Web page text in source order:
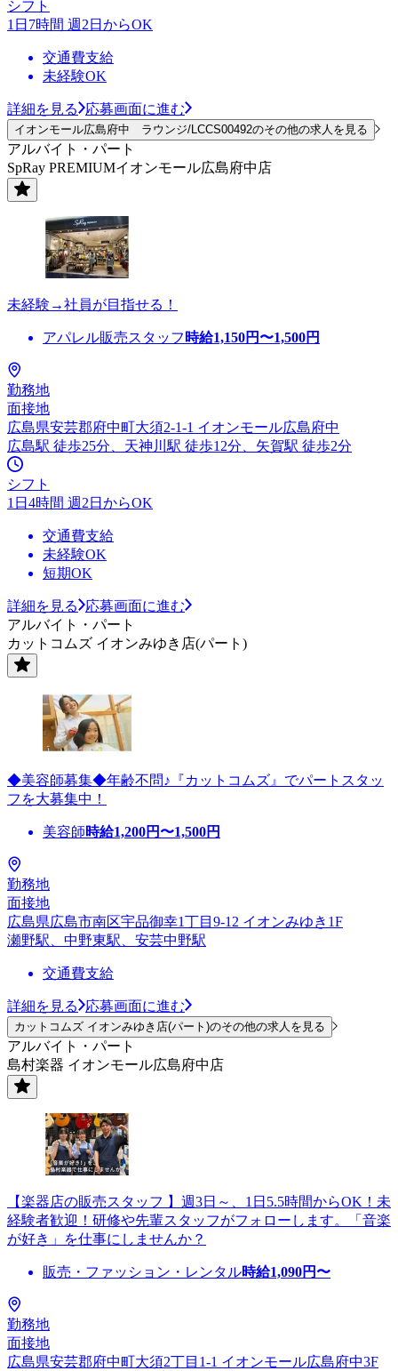
シフト
1日7時間 週2日からOK
交通費支給
未経験OK
詳細を見る 応募画面に進む
イオンモール広島府中 ラウンジ/LCCS00492のその他の求人を見る
アルバイト・パート
SpRay PREMIUMイオンモール広島府中店
未経験→社員が目指せる！
アパレル販売スタッフ 時給1,150円〜1,500円
勤務地
面接地
広島県安芸郡府中町大須2-1-1 イオンモール広島府中
広島駅 徒歩25分、天神川駅 徒歩12分、矢賀駅 徒歩2分
シフト
1日4時間 週2日からOK
交通費支給
未経験OK
短期OK
詳細を見る
応募画面に進む
アルバイト・パート
カットコムズ イオンみゆき店(パート)
◆美容師募集◆年齢不問♪『カットコムズ』でパートスタッ
フを大募集中！
美容師時給1,200円〜1,500円
勤務地
面接地
広島県広島市南区宇品御幸1丁目9-12 イオンみゆき1F
瀬野駅、中野東駅、安芸中野駅
交通費支給
詳細を見る 応募画面に進む
カットコムズ イオンみゆき店(パート)のその他の求人を見る
アルバイト・パート
島村楽器 イオンモール広島府中店
【楽器店の販売スタッフ 】週3日～、1日5.5時間からOK！未
経験者歓迎！研修や先輩スタッフがフォローします。「音楽
が好き」を仕事にしませんか？
販売・ファッション・レンタル時給1,090円〜
勤務地
面接地
広島県安芸郡府中町大須2丁目1-1 イオンモール広島府中3F